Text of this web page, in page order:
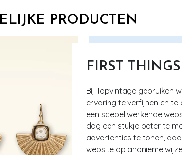
FIRST THINGS
Bij Topvintage gebruiken
ervaring te verfijnen en te
een soepel werkende
dag een stukje beter te
advertenties te tonen,
website op anonieme
PRODUCTEN